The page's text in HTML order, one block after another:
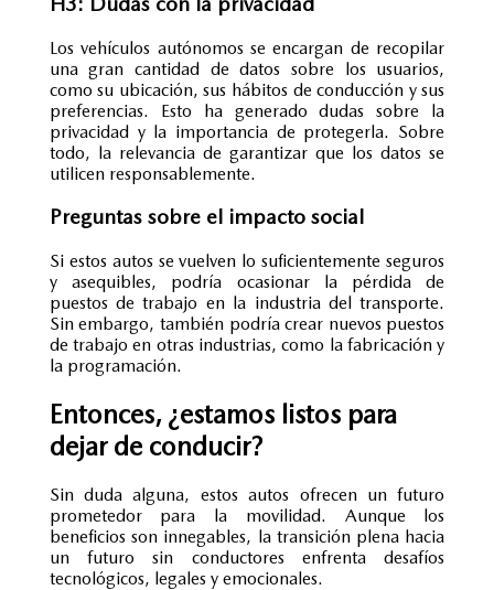
Losvehículos autónomos se encargan de recopilar
una gran cantidad de datos sobre los usuarios,
como su ubicación, sus hábitos de conducción y sus
preferencias. Esto ha generado dudas sobre la
privacidad y la importancia de protegerla. Sobre
todo, la relevancia de garantizar que los datos se
utilicen responsablemente.
Preguntas sobre el impacto social
Si estos autos se vuelven lo suficientemente seguros
y asequibles, podría ocasionar la pérdida de
puestos de trabajo en la industria del transporte.
Sin embargo, también podría crear nuevos puestos
de trabajo en otras industrias, como la fabricación y
la programación.
Entonces, ¿estamos listos para
dejar de conducir?
Sin duda alguna, estos autos ofrecen un futuro
prometedor para la movilidad. Aunque los
beneficios son innegables, la transición plena hacia
un futuro sin conductores enfrenta desafíos
tecnológicos, legales y emocionales.